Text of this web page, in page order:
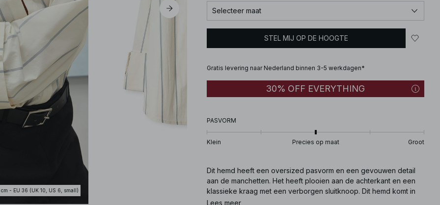
cm - EU 36 (UK 10, US 6, small)
Selecteer maat
STEL MIJ OP DE HOOGTE
Gratis levering naar Nederland binnen 3-5 werkdagen*
30% OFF EVERYTHING
PASVORM
Klein Precies op maat Groot
Dit hemd heeft een oversized pasvorm en een gevouwen detail
aan de manchetten. Het heeft plooien aan de achterkant en een
klassieke kraag met een verborgen sluitknoop. Dit hemd komt in
stripe.
Lees meer